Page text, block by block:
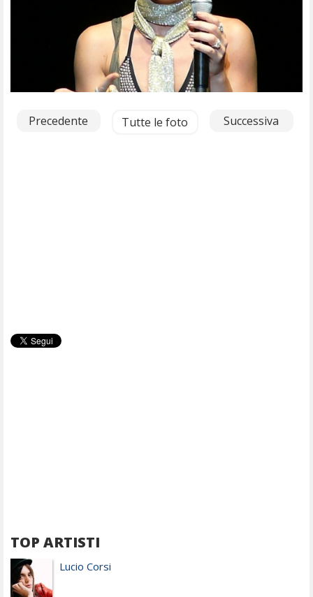
Precedente Tutte le foto Successiva
TOP ARTISTI
Lucio Corsi